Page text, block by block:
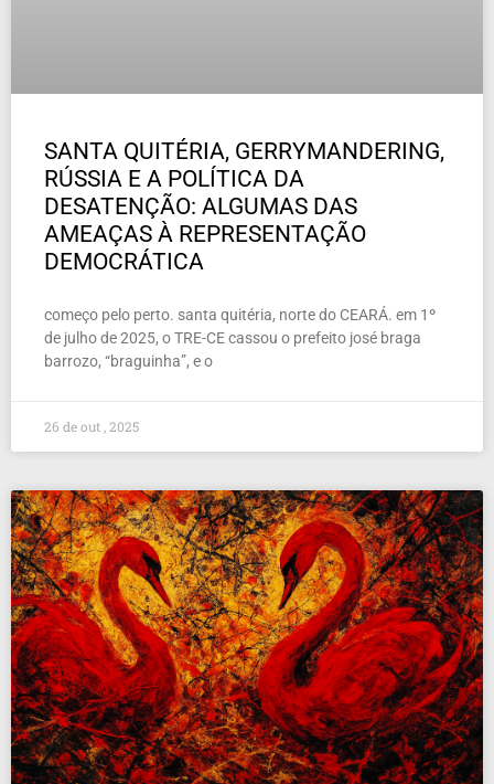
SANTA QUITÉRIA, GERRYMANDERING,
RÚSSIA E A POLÍTICA DA
DESATENÇÃO: ALGUMAS DAS
AMEAÇAS À REPRESENTAÇÃO
DEMOCRÁTICA
começo pelo perto. santa quitéria, norte do CEARÁ. em 1º
de julho de 2025, o TRE-CE cassou o prefeito josé braga
barrozo, “braguinha”, e o
26 de out , 2025